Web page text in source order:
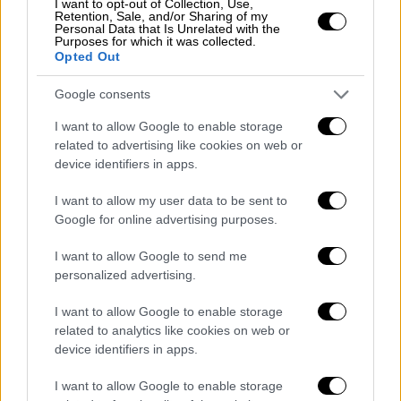
I want to opt-out of Collection, Use,
Retention, Sale, and/or Sharing of my
Personal Data that Is Unrelated with the
Purposes for which it was collected.
Opted Out
Google consents
I want to allow Google to enable storage
related to advertising like cookies on web or
device identifiers in apps.
I want to allow my user data to be sent to
Google for online advertising purposes.
I want to allow Google to send me
personalized advertising.
I want to allow Google to enable storage
related to analytics like cookies on web or
device identifiers in apps.
I want to allow Google to enable storage
επιθετικά οι Πειραιώτες αξιοποίησαν στο
έπακρο τις ευκαιρίες που δημιούργησαν
στην αρχή και στο φινάλε του α' ημιχρόνου.
Με το ξεκίνημα του αγώνα, ο Ολυμπιακός
κέρδισε κόρνερ, ο Ροντινέι εκτέλεσε
ιδανικά και ο Κοστίνια με τρομερή κεφαλιά
άνοιξε το σκορ μόλις στα 90 δευτερόλεπτα
(2'). Ήταν το πρώτο γκολ του Πορτογάλου με
τη φανέλα του Ολυμπιακού και το μοναδικό
Στη συνέχεια, ο Τζολάκης κράτησε όρθια την
ομάδα του με διαδοχικές επεμβάσεις σε
προσπάθειες των Μπαντέ, Κουάνσα, Ποκού,
Γκριμάλντο και Βάθκεθ. Κι ενώ η πίεση των
Γερμανών κορυφωνόταν, στις καθυστερήσεις
του πρώτου μέρους ο Ροντινέι έβγαλε